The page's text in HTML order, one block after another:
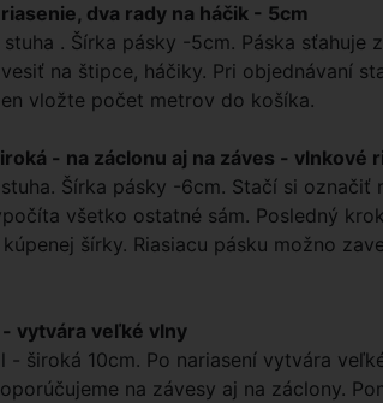
dva rady na háčik - 5cm
stuha . Šírka pásky -5cm. Páska
na štipce, háčiky. Pri objednávaní
vložte počet metrov do košíka.
- na záclonu aj na záves - vlnkové
Šírka pásky -6cm. Stačí si
všetko ostatné sám. Posledný
šírky. Riasiacu pásku možno
vytvára veľké vlny
- široká 10cm. Po nariasení vytvára
na závesy aj na záclony.